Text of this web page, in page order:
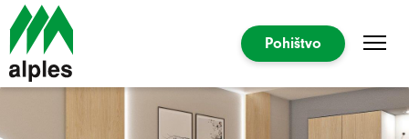
Pohištvo